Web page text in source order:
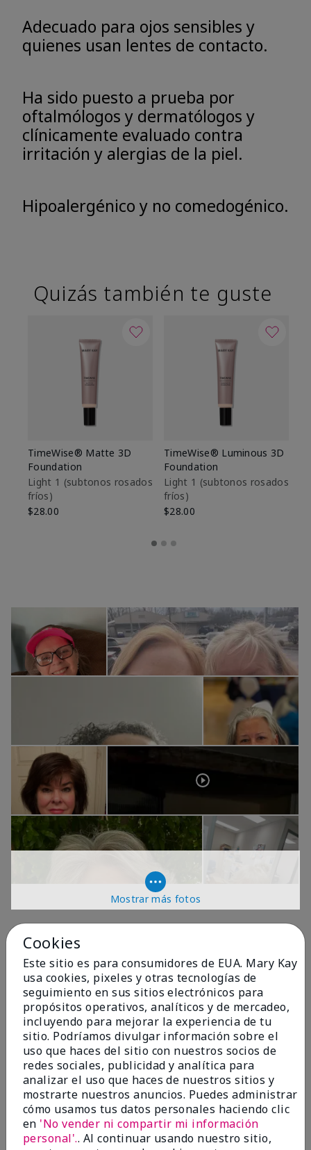
Adecuado para ojos sensibles y
quienes usan lentes de contacto.
Ha sido puesto a prueba por
oftalmólogos y dermatólogos y
clínicamente evaluado contra
irritación y alergias de la piel.
Hipoalergénico y no comedogénico.
Quizás también te guste
TimeWise® Matte 3D
Foundation
Light 1​ (subtonos rosados
fríos)
$28.00
TimeWise® Luminous 3D
Foundation
Light 1​ (subtonos rosados
fríos)
$28.00
Mostrar más fotos
OPINIONES
4.9
299 Reseñas
Escribir Una Opinión
99%
de los encuestados recomendaría a un amigo.
5 estrellas 287
Cookies
Este sitio es para consumidores de EUA. Mary Kay
usa cookies, pixeles y otras tecnologías de
seguimiento en sus sitios electrónicos para
propósitos operativos, analíticos y de mercadeo,
incluyendo para mejorar la experiencia de tu
sitio. Podríamos divulgar información sobre el
uso que haces del sitio con nuestros socios de
redes sociales, publicidad y analítica para
analizar el uso que haces de nuestros sitios y
mostrarte nuestros anuncios. Puedes administrar
cómo usamos tus datos personales haciendo clic
en 'No vender ni compartir mi información
personal'.. Al continuar usando nuestro sitio,